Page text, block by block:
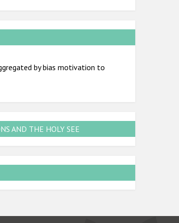
by bias motivation to
AND THE HOLY SEE